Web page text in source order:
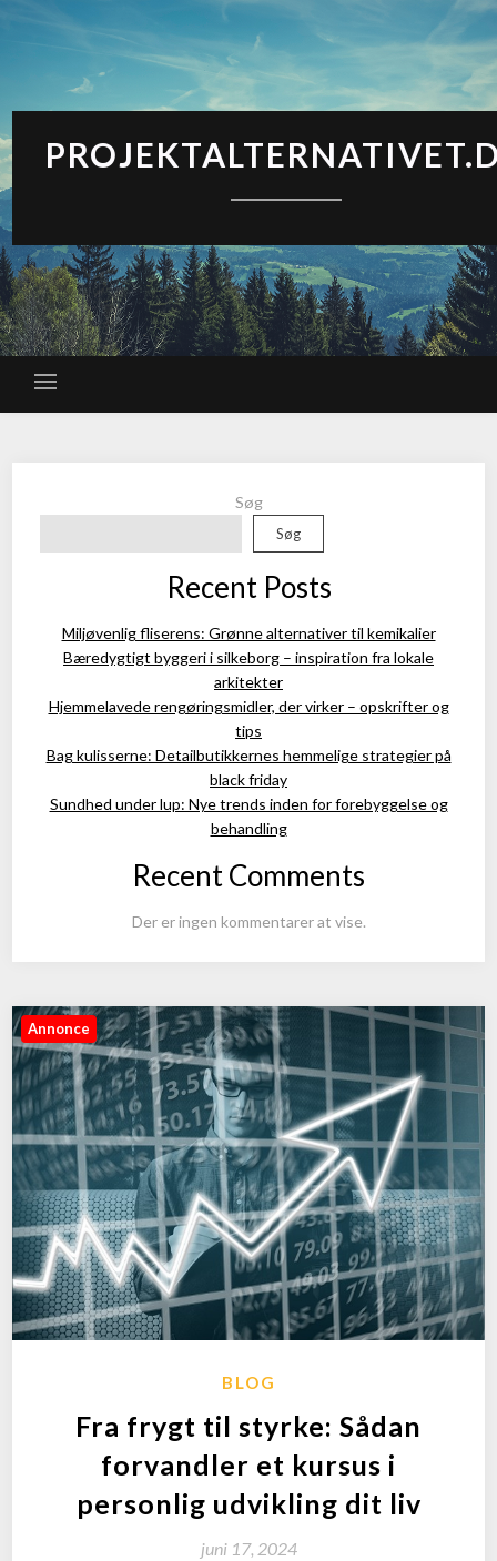
Søg
Søg
Recent Posts
Miljøvenlig fliserens: Grønne alternativer til kemikalier
Bæredygtigt byggeri i silkeborg – inspiration fra lokale
arkitekter
Hjemmelavede rengøringsmidler, der virker – opskrifter og
tips
Bag kulisserne: Detailbutikkernes hemmelige strategier på
black friday
Sundhed under lup: Nye trends inden for forebyggelse og
behandling
Recent Comments
Der er ingen kommentarer at vise.
Annonce
BLOG
Fra frygt til styrke: Sådan
forvandler et kursus i
personlig udvikling dit liv
juni 17, 2024